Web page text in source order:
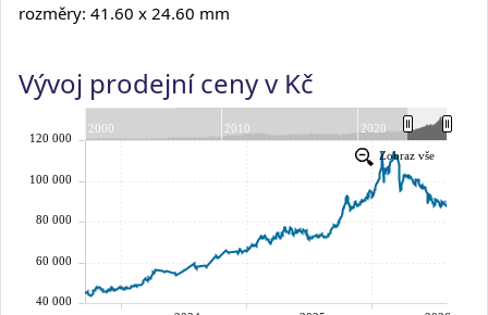
rozměry: 41.60 x 24.60 mm
Vývoj prodejní ceny v Kč